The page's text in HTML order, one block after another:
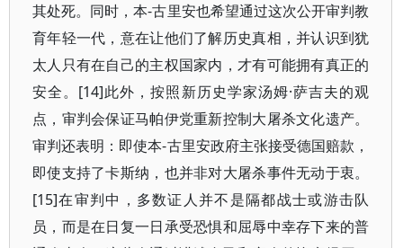
其处死。同时，本-古里安也希望通过这次公开审判教
育年轻一代，意在让他们了解历史真相，并认识到犹
太人只有在自己的主权国家内，才有可能拥有真正的
安全。[14]此外，按照新历史学家汤姆·萨吉夫的观
点，审判会保证马帕伊党重新控制大屠杀文化遗产。
审判还表明：即使本-古里安政府主张接受德国赔款，
即使支持了卡斯纳，也并非对大屠杀事件无动于衷。
[15]在审判中，多数证人并不是隔都战士或游击队
员，而是在日复一日承受恐惧和屈辱中幸存下来的普